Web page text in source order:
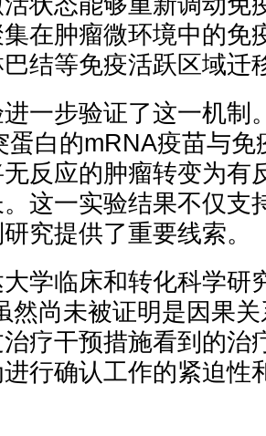
在肿瘤微环境中的免
结等免疫活跃区域迁
步验证了这一机制
蛋白的mRNA疫苗与免
反应的肿瘤转变为有
这一实验结果不仅支
究提供了重要线索。
临床和转化科学研
然尚未被证明是因果
治疗干预措施看到的
行确认工作的紧迫性